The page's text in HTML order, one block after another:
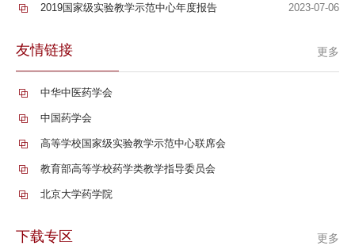
2023-07-06
2019国家级实验教学示范中心年度报告
更多
友情链接
中华中医药学会
中国药学会
高等学校国家级实验教学示范中心联席会
教育部高等学校药学类教学指导委员会
北京大学药学院
更多
下载专区